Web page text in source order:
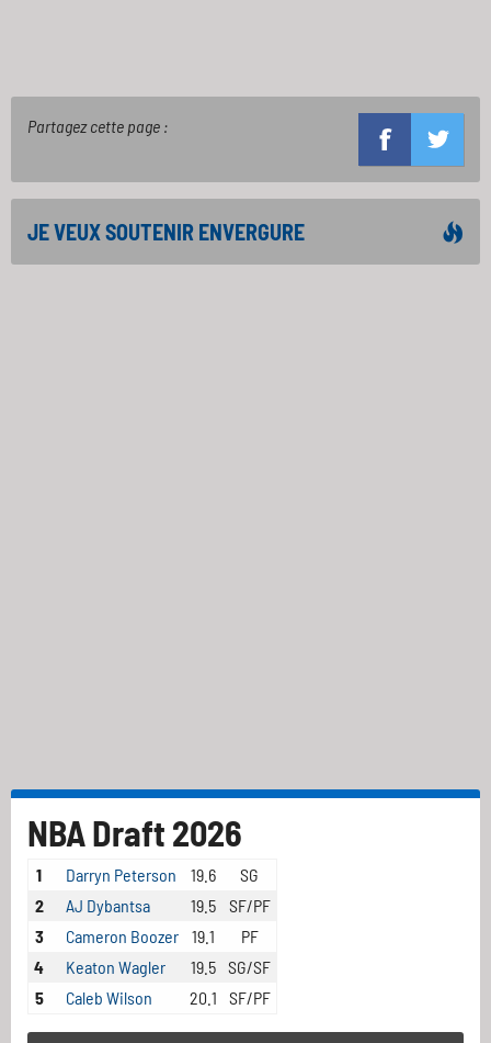
Partagez cette page :
JE VEUX SOUTENIR ENVERGURE
NBA Draft 2026
1 Darryn Peterson 19.6
SG
2
AJ Dybantsa 19.5
SF/PF
3
Cameron Boozer 19.1
PF
4
Keaton Wagler 19.5 SG/SF
5
Caleb Wilson 20.1 SF/PF